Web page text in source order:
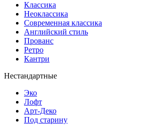
Классика
Неоклассика
Современная классика
Английский стиль
Прованс
Ретро
Кантри
Нестандартные
Эко
Лофт
Арт-Деко
Под старину